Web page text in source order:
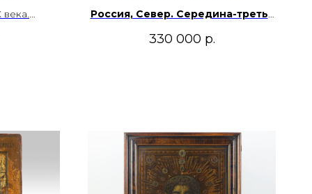
СЕВЕР. 18 ВЕК
Россия, Север. Середина-третья
330 000 р.